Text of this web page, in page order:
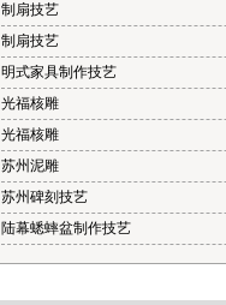
制扇技艺
制扇技艺
明式家具制作技艺
光福核雕
光福核雕
苏州泥雕
苏州碑刻技艺
陆幕蟋蟀盆制作技艺